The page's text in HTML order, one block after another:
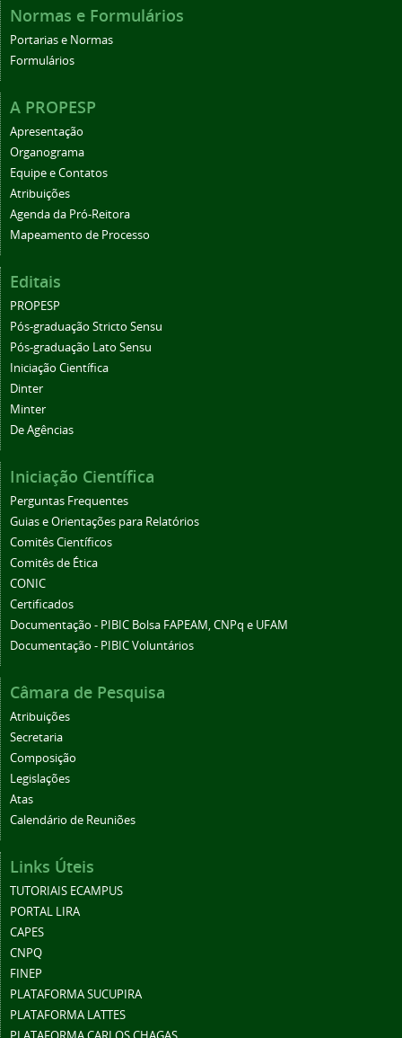
Normas e Formulários
Portarias e Normas
Formulários
A PROPESP
Apresentação
Organograma
Equipe e Contatos
Atribuições
Agenda da Pró-Reitora
Mapeamento de Processo
Editais
PROPESP
Pós-graduação Stricto Sensu
Pós-graduação Lato Sensu
Iniciação Científica
Dinter
Minter
De Agências
Iniciação Científica
Perguntas Frequentes
Guias e Orientações para Relatórios
Comitês Científicos
Comitês de Ética
CONIC
Certificados
Documentação - PIBIC Bolsa FAPEAM, CNPq e UFAM
Documentação - PIBIC Voluntários
Câmara de Pesquisa
Atribuições
Secretaria
Composição
Legislações
Atas
Calendário de Reuniões
Links Úteis
TUTORIAIS ECAMPUS
PORTAL LIRA
CAPES
CNPQ
FINEP
PLATAFORMA SUCUPIRA
PLATAFORMA LATTES